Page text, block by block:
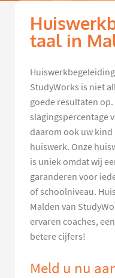
taal in
StudyWorks is niet
goede resultaten
slagingspercentage
daarom ook uw
huiswerk. Onze
is uniek omdat wij
garanderen voor
of schoolniveau.
Malden van
ervaren coaches,
betere cijfers!
Meld u nu